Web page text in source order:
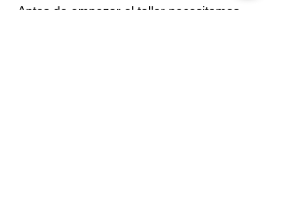
Antes de empezar el taller necesitamos